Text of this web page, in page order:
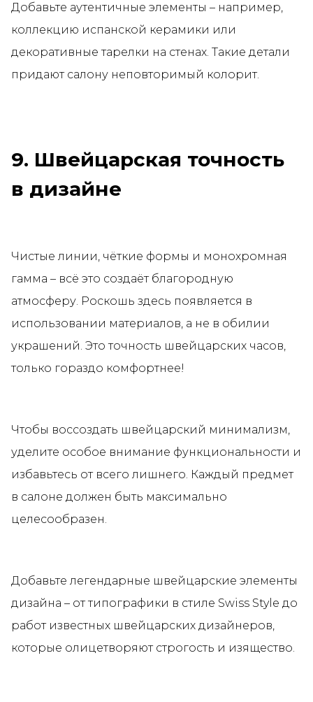
Добавьте аутентичные элементы – например,
коллекцию испанской керамики или
декоративные тарелки на стенах. Такие детали
придают салону неповторимый колорит.
9. Швейцарская точность
в дизайне
Чистые линии, чёткие формы и монохромная
гамма – всё это создаёт благородную
атмосферу. Роскошь здесь появляется в
использовании материалов, а не в обилии
украшений. Это точность швейцарских часов,
только гораздо комфортнее!
Чтобы воссоздать швейцарский минимализм,
уделите особое внимание функциональности и
избавьтесь от всего лишнего. Каждый предмет
в салоне должен быть максимально
целесообразен.
Добавьте легендарные швейцарские элементы
дизайна – от типографики в стиле Swiss Style до
работ известных швейцарских дизайнеров,
которые олицетворяют строгость и изящество.